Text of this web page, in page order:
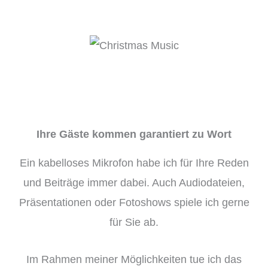
Ihre Gäste kommen garantiert zu Wort
Ein kabelloses Mikrofon habe ich für Ihre Reden
und Beiträge immer dabei. Auch Audiodateien,
Präsentationen oder Fotoshows spiele ich gerne
für Sie ab.
Im Rahmen meiner Möglichkeiten tue ich das